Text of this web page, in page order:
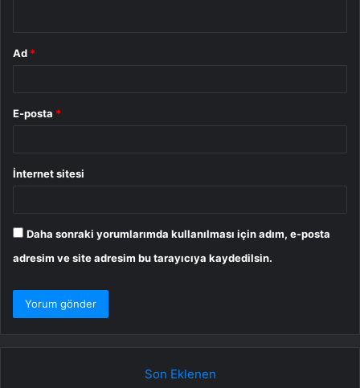
Ad *
E-posta *
İnternet sitesi
Daha sonraki yorumlarımda kullanılması için adım, e-posta
adresim ve site adresim bu tarayıcıya kaydedilsin.
Son Eklenen